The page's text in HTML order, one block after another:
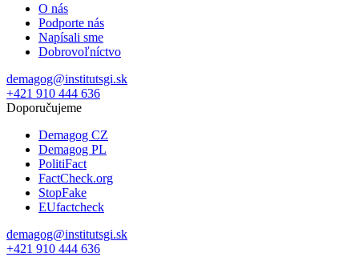
O nás
Podporte nás
Napísali sme
Dobrovoľníctvo
demagog@institutsgi.sk
+421 910 444 636
Doporučujeme
Demagog CZ
Demagog PL
PolitiFact
FactCheck.org
StopFake
EUfactcheck
demagog@institutsgi.sk
+421 910 444 636